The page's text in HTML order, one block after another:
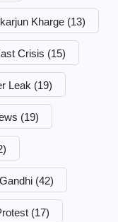
Kharge (13)
Crisis (15)
Leak (19)
(19)
(42)
(17)